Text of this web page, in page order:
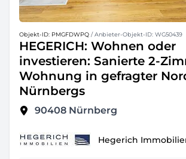
Objekt-ID: PMGFDWPQ / Anbieter-Objekt-ID: WG50439
HEGERICH: Wohnen oder
investieren: Sanierte 2-
Wohnung in gefragter
Nürnbergs
90408 Nürnberg
Hegerich